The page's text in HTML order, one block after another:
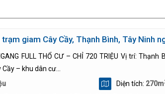
giam Cây Cầy, Thạnh Bình, Tây Ninh
FULL THỔ CƯ – CHỈ 720 TRIỆU Vị trí: Thạnh
– khu dân cư...
Diện tích: 270m